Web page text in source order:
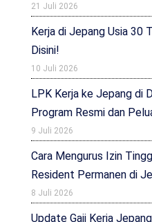
21 Juli 2026
Kerja di Jepang Usia 30
Disini!
10 Juli 2026
LPK Kerja ke Jepang di
Program Resmi dan
9 Juli 2026
Cara Mengurus Izin
Resident Permanen di
8 Juli 2026
Update Gaji Kerja